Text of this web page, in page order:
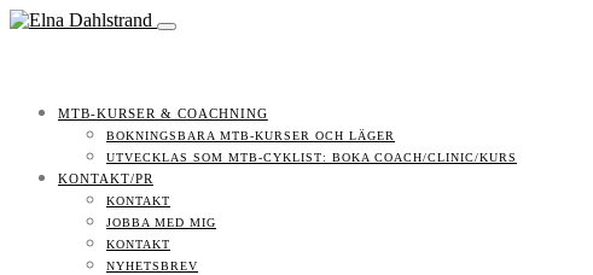
MTB-KURSER & COACHNING
BOKNINGSBARA MTB-KURSER OCH LÄGER
UTVECKLAS SOM MTB-CYKLIST: BOKA COACH/CLINIC/KURS
KONTAKT/PR
KONTAKT
JOBBA MED MIG
KONTAKT
NYHETSBREV